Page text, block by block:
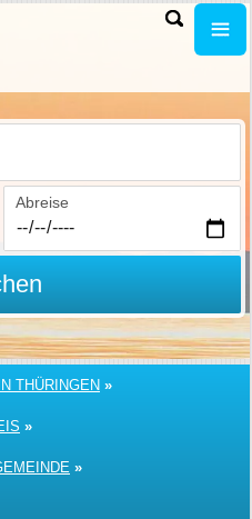
Abreise
THÜRINGEN »
»
»